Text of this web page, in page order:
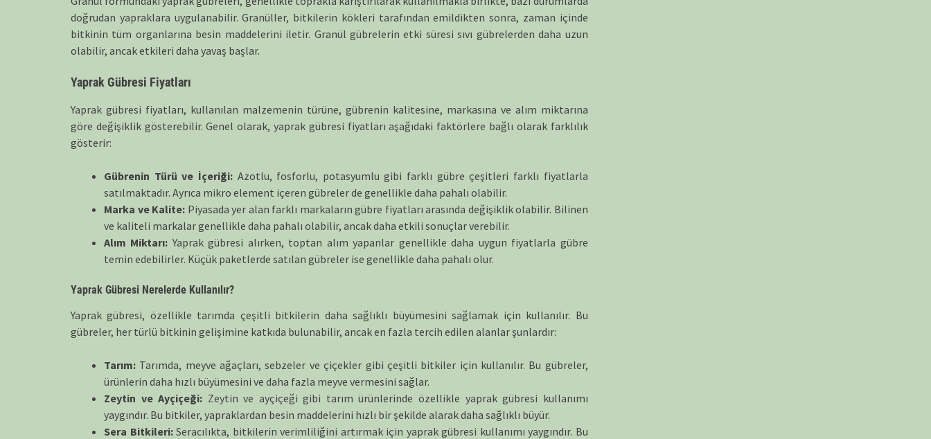
doğrudan yapraklara uygulanabilir. Granüller, bitkilerin kökleri tarafından emildikten sonra, zaman içinde
bitkinin tüm organlarına besin maddelerini iletir. Granül gübrelerin etki süresi sıvı gübrelerden daha uzun
olabilir, ancak etkileri daha yavaş başlar.
Yaprak Gübresi Fiyatları
Yaprak gübresi fiyatları, kullanılan malzemenin türüne, gübrenin kalitesine, markasına ve alım miktarına
göre değişiklik gösterebilir. Genel olarak, yaprak gübresi fiyatları aşağıdaki faktörlere bağlı olarak farklılık
gösterir:
Gübrenin Türü ve İçeriği:Azotlu, fosforlu, potasyumlu gibi farklı gübre çeşitleri farklı fiyatlarla
satılmaktadır. Ayrıca mikro element içeren gübreler de genellikle daha pahalı olabilir.
Marka ve Kalite: Piyasada yer alan farklı markaların gübre fiyatları arasında değişiklik olabilir. Bilinen
ve kaliteli markalar genellikle daha pahalı olabilir, ancak daha etkili sonuçlar verebilir.
Alım Miktarı: Yaprak gübresi alırken, toptan alım yapanlar genellikle daha uygun fiyatlarla gübre
temin edebilirler. Küçük paketlerde satılan gübreler ise genellikle daha pahalı olur.
Yaprak Gübresi Nerelerde Kullanılır?
Yaprak gübresi, özellikle tarımda çeşitli bitkilerin daha sağlıklı büyümesini sağlamak için kullanılır. Bu
gübreler, her türlü bitkinin gelişimine katkıda bulunabilir, ancak en fazla tercih edilen alanlar şunlardır:
Tarım: Tarımda, meyve ağaçları, sebzeler ve çiçekler gibi çeşitli bitkiler için kullanılır. Bu gübreler,
ürünlerin daha hızlı büyümesini ve daha fazla meyve vermesini sağlar.
Zeytin ve Ayçiçeği: Zeytin ve ayçiçeği gibi tarım ürünlerinde özellikle yaprak gübresi kullanımı
yaygındır. Bu bitkiler, yapraklardan besin maddelerini hızlı bir şekilde alarak daha sağlıklı büyür.
Sera Bitkileri:Seracılıkta, bitkilerin verimliliğini artırmak için yaprak gübresi kullanımı yaygındır. Bu